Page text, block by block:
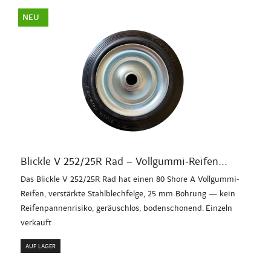
Blickle V 252/25R Rad – Vollgummi-Reifen...
Das Blickle V 252/25R Rad hat einen 80 Shore A Vollgummi-
Reifen, verstärkte Stahlblechfelge, 25 mm Bohrung — kein
Reifenpannenrisiko, geräuschlos, bodenschonend. Einzeln
verkauft
AUF LAGER
NEU